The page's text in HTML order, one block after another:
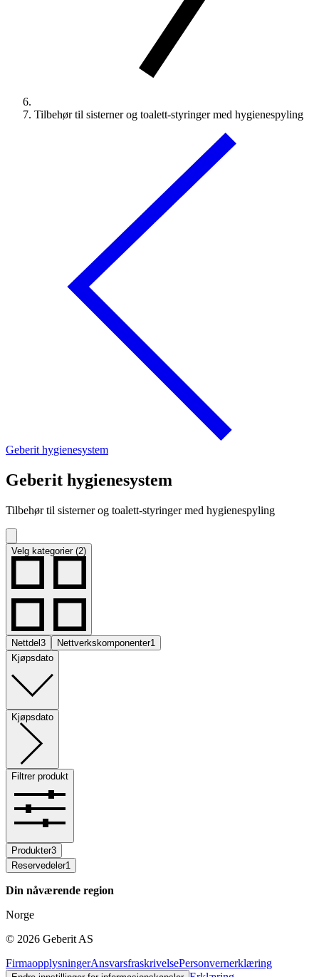
Tilbehør til sisterner og toalett-styringer med hygienespyling
Geberit hygienesystem
Geberit hygienesystem
Tilbehør til sisterner og toalett-styringer med hygienespyling
Velg kategorier (2)
Nettdel 3 Nettverkskomponenter1
Kjøpsdato
Kjøpsdato
Filtrer produkt
Produkter3
Reservedeler1
Din nåværende region
Norge
© 2026 Geberit AS
FirmaopplysningerAnsvarsfraskrivelsePersonvernerklæring